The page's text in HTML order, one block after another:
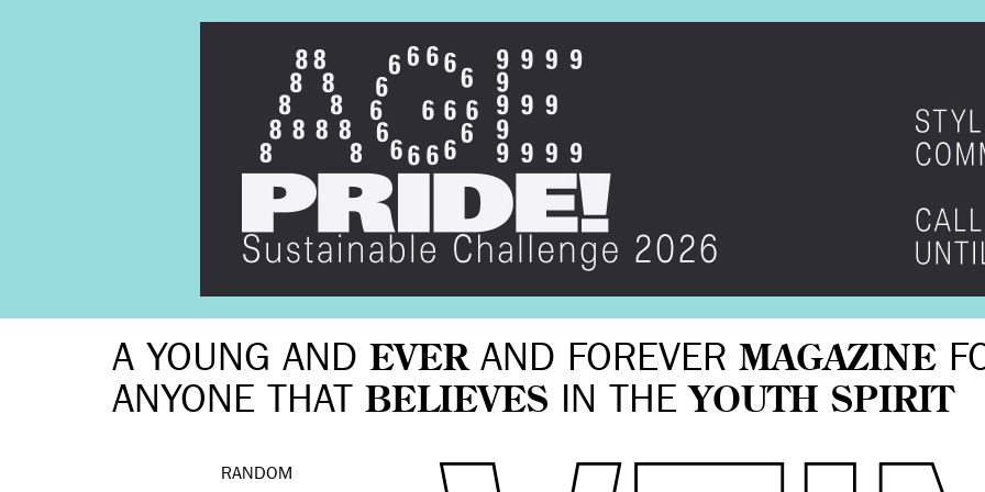
A YOUNG AND EVERAND FOREVER MAGAZINE
ANYONE THAT BELIEVES IN THE YOUTH SPIRIT
RANDOM